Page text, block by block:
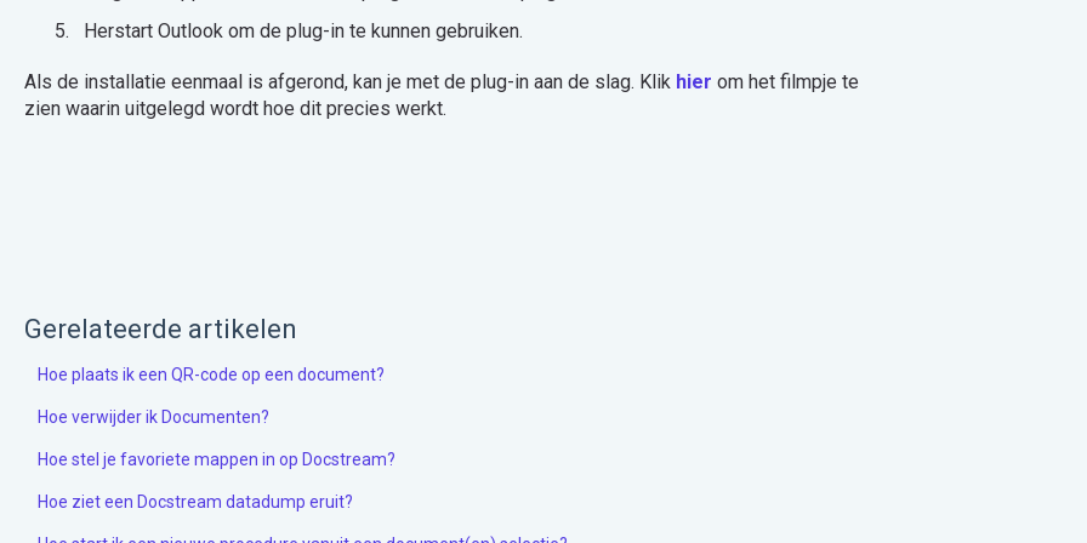
Herstart Outlook om de plug-in te kunnen gebruiken.
Als de installatie eenmaal is afgerond, kan je met de plug-in aan de slag. Klik hier om het filmpje te
zien waarin uitgelegd wordt hoe dit precies werkt.
Gerelateerde artikelen
Hoe plaats ik een QR-code op een document?
Hoe verwijder ik Documenten?
Hoe stel je favoriete mappen in op Docstream?
Hoe ziet een Docstream datadump eruit?